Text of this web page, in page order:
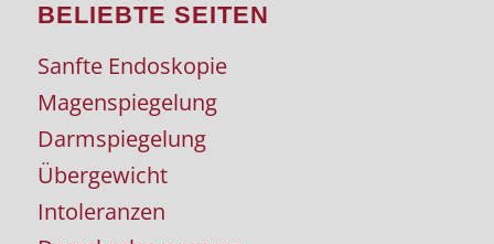
BELIEBTE SEITEN
Sanfte Endoskopie
Magenspiegelung
Darmspiegelung
Übergewicht
Intoleranzen